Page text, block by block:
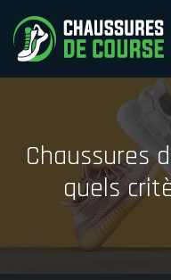
Chaussures
quels